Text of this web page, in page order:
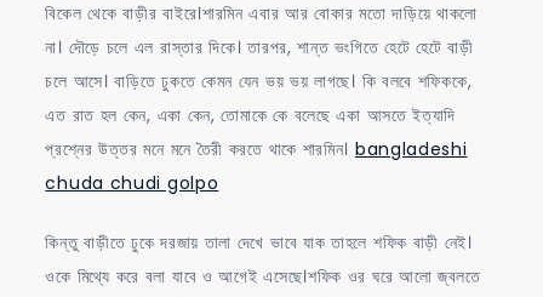
বিকেল থেকে বাড়ীর বাইরে।শারমিন এবার আর বোকার মতো দাড়িয়ে থাকলো
না। দৌড়ে চলে এল রাস্তার দিকে। তারপর, শান্ত ভংগিতে হেটে হেটে বাড়ী
চলে আসে। বাড়িতে ঢুকতে কেমন যেন ভয় ভয় লাগছে। কি বলবে শফিককে,
এত রাত হল কেন, একা কেন, তোমাকে কে বলেছে একা আসতে ইত্যাদি
প্রশ্নের উত্তর মনে মনে তৈরী করতে থাকে শারমিন। bangladeshi
chuda chudi golpo
কিন্তু বাড়ীতে ঢুকে দরজায় তালা দেখে ভাবে যাক তাহলে শফিক বাড়ী নেই।
ওকে মিথ্যে করে বলা যাবে ও আগেই এসেছে।শফিক ওর ঘরে আলো জ্বলতে